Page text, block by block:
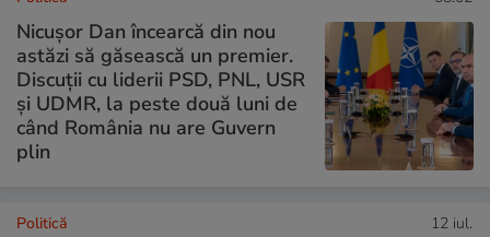
Nicușor Dan încearcă din nou
astăzi să găsească un premier.
Discuții cu liderii PSD, PNL, USR
și UDMR, la peste două luni de
când România nu are Guvern
plin
Politică 12 iul.